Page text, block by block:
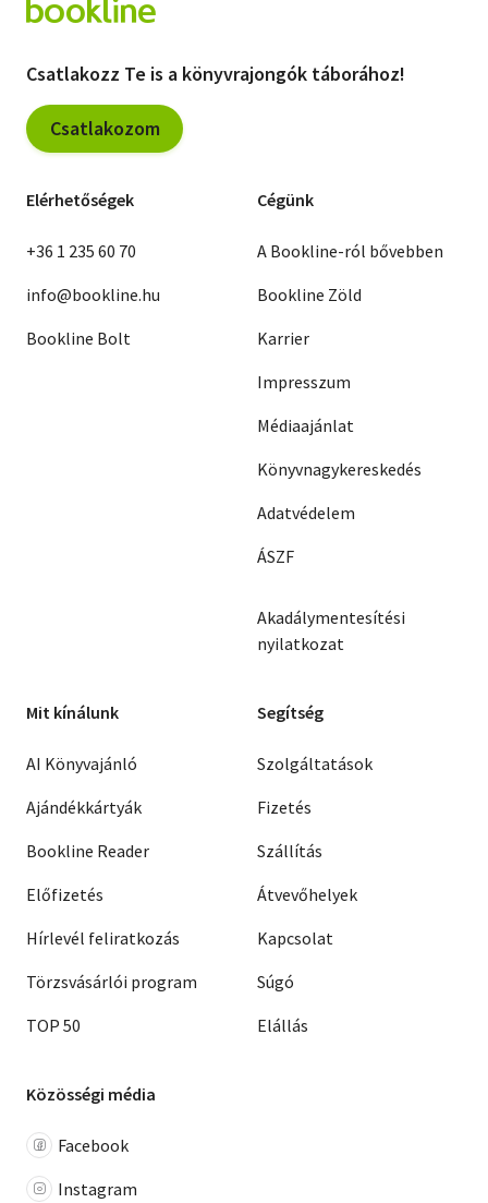
Csatlakozz Te is a könyvrajongók táborához!
Csatlakozom
Elérhetőségek
+36 1 235 60 70
info@bookline.hu
Bookline Bolt
Cégünk
A Bookline-ról bővebben
Bookline Zöld
Karrier
Impresszum
Médiaajánlat
Könyvnagykereskedés
Adatvédelem
ÁSZF
Akadálymentesítési
nyilatkozat
Mit kínálunk
AI Könyvajánló
Ajándékkártyák
Bookline Reader
Előfizetés
Hírlevél feliratkozás
Törzsvásárlói program
TOP 50
Segítség
Szolgáltatások
Fizetés
Szállítás
Átvevőhelyek
Kapcsolat
Súgó
Elállás
Közösségi média
Facebook
Instagram